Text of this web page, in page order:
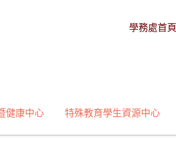
學務處首頁
健康中心 特殊教育學生資源中心